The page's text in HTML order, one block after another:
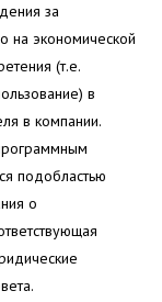
за
на экономической
(т.е.
в
в компании.
подобластью
о